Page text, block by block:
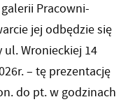
Pracowni-
jej odbędzie się
ul. Wronieckiej 14
– tę prezentację
do pt. w godzinach